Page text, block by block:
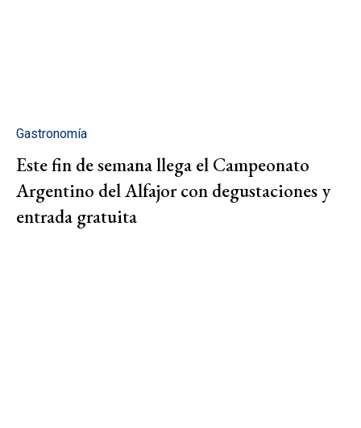
Gastronomía
Este fin de semana llega el Campeonato
Argentino del Alfajor con degustaciones y
entrada gratuita